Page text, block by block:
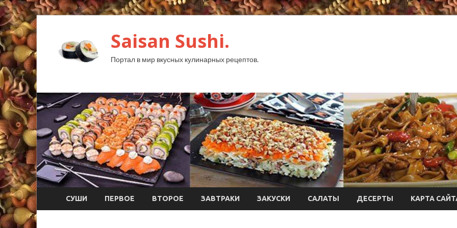
Saisan Sushi.
Портал в мир вкусных кулинарных рецептов.
СУШИ ПЕРВОЕ ВТОРОЕ ЗАВТРАКИ ЗАКУСКИ САЛАТЫ ДЕСЕРТЫ КАРТА